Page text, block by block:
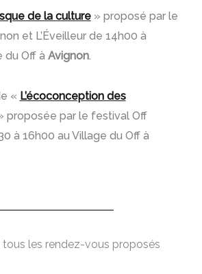
de la culture » proposé par le
et L’Éveilleur de 14h00 à
du Off à Avignon.
« L’écoconception des
proposée par le festival Off
à 16h00 au Village du Off à
tous les rendez-vous proposés